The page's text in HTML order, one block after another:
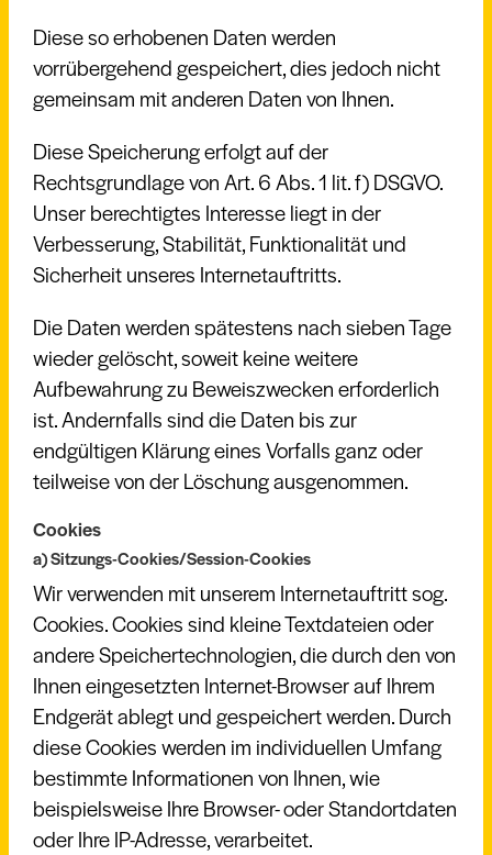
Diese so erhobenen Daten werden
vorrübergehend gespeichert, dies jedoch nicht
gemeinsam mit anderen Daten von Ihnen.
Diese Speicherung erfolgt auf der
Rechtsgrundlage von Art. 6 Abs. 1 lit. f) DSGVO.
Unser berechtigtes Interesse liegt in der
Verbesserung, Stabilität, Funktionalität und
Sicherheit unseres Internetauftritts.
Die Daten werden spätestens nach sieben Tage
wieder gelöscht, soweit keine weitere
Aufbewahrung zu Beweiszwecken erforderlich
ist. Andernfalls sind die Daten bis zur
endgültigen Klärung eines Vorfalls ganz oder
teilweise von der Löschung ausgenommen.
Cookies
a) Sitzungs-Cookies/Session-Cookies
Wir verwenden mit unserem Internetauftritt sog.
Cookies. Cookies sind kleine Textdateien oder
andere Speichertechnologien, die durch den von
Ihnen eingesetzten Internet-Browser auf Ihrem
Endgerät ablegt und gespeichert werden. Durch
diese Cookies werden im individuellen Umfang
bestimmte Informationen von Ihnen, wie
beispielsweise Ihre Browser- oder Standortdaten
oder Ihre IP-Adresse, verarbeitet.